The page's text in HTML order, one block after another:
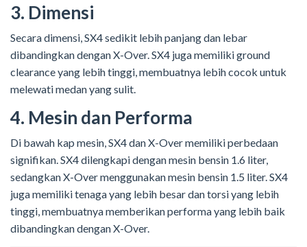
3. Dimensi
Secara dimensi, SX4 sedikit lebih panjang dan lebar
dibandingkan dengan X-Over. SX4 juga memiliki ground
clearance yang lebih tinggi, membuatnya lebih cocok untuk
melewati medan yang sulit.
4. Mesin dan Performa
Di bawah kap mesin, SX4 dan X-Over memiliki perbedaan
signifikan. SX4 dilengkapi dengan mesin bensin 1.6 liter,
sedangkan X-Over menggunakan mesin bensin 1.5 liter. SX4
juga memiliki tenaga yang lebih besar dan torsi yang lebih
tinggi, membuatnya memberikan performa yang lebih baik
dibandingkan dengan X-Over.